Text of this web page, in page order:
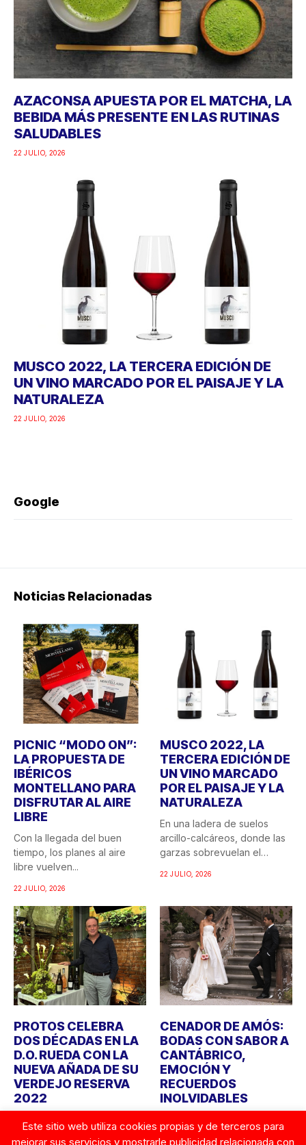
AZACONSA APUESTA POR EL MATCHA, LA
BEBIDA MÁS PRESENTE EN LAS RUTINAS
SALUDABLES
22 JULIO, 2026
MUSCO 2022, LA TERCERA EDICIÓN DE
UN VINO MARCADO POR EL PAISAJE Y LA
NATURALEZA
22 JULIO, 2026
Google
Noticias Relacionadas
PICNIC “MODO ON”:
LA PROPUESTA DE
IBÉRICOS
MONTELLANO PARA
DISFRUTAR AL AIRE
LIBRE
Con la llegada del buen
tiempo, los planes al aire
libre vuelven...
22 JULIO, 2026
MUSCO 2022, LA
TERCERA EDICIÓN DE
UN VINO MARCADO
POR EL PAISAJE Y LA
NATURALEZA
En una ladera de suelos
arcillo-calcáreos, donde las
garzas sobrevuelan el
22 JULIO, 2026
PROTOS CELEBRA
DOS DÉCADAS EN LA
D.O. RUEDA CON LA
NUEVA AÑADA DE SU
VERDEJO RESERVA
2022
este año el 20º aniversario
CENADOR DE AMÓS:
BODAS CON SABOR A
CANTÁBRICO,
EMOCIÓN Y
RECUERDOS
INOLVIDABLES
alguien imaginaba una boda,
Este sitio web utiliza cookies propias y de terceros para
mejorar sus servicios y mostrarle publicidad relacionada con